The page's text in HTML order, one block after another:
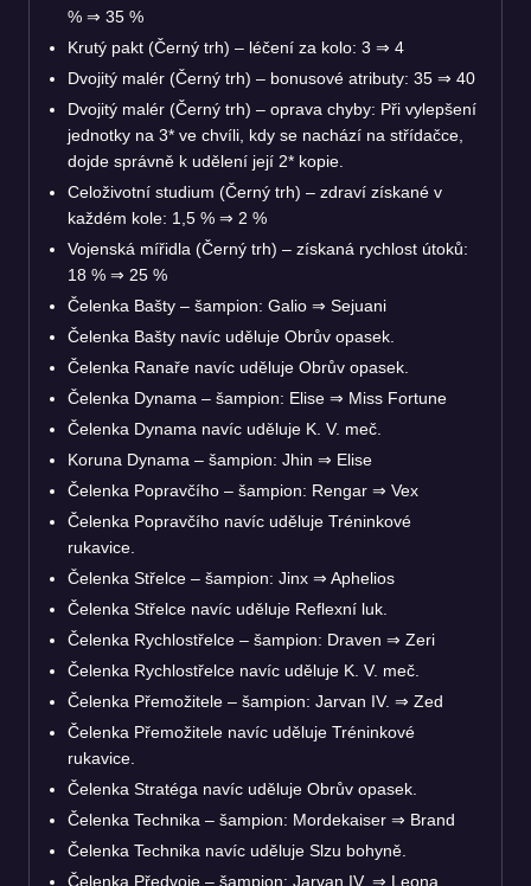
% ⇒ 35 %
Krutý pakt (Černý trh) – léčení za kolo: 3 ⇒ 4
Dvojitý malér (Černý trh) – bonusové atributy: 35 ⇒ 40
Dvojitý malér (Černý trh) – oprava chyby: Při vylepšení
jednotky na 3* ve chvíli, kdy se nachází na střídačce,
dojde správně k udělení její 2* kopie.
Celoživotní studium (Černý trh) – zdraví získané v
každém kole: 1,5 % ⇒ 2 %
Vojenská mířidla (Černý trh) – získaná rychlost útoků:
18 % ⇒ 25 %
Čelenka Bašty – šampion: Galio ⇒ Sejuani
Čelenka Bašty navíc uděluje Obrův opasek.
Čelenka Ranaře navíc uděluje Obrův opasek.
Čelenka Dynama – šampion: Elise ⇒ Miss Fortune
Čelenka Dynama navíc uděluje K. V. meč.
Koruna Dynama – šampion: Jhin ⇒ Elise
Čelenka Popravčího – šampion: Rengar ⇒ Vex
Čelenka Popravčího navíc uděluje Tréninkové
rukavice.
Čelenka Střelce – šampion: Jinx ⇒ Aphelios
Čelenka Střelce navíc uděluje Reflexní luk.
Čelenka Rychlostřelce – šampion: Draven ⇒ Zeri
Čelenka Rychlostřelce navíc uděluje K. V. meč.
Čelenka Přemožitele – šampion: Jarvan IV. ⇒ Zed
Čelenka Přemožitele navíc uděluje Tréninkové
rukavice.
Čelenka Stratéga navíc uděluje Obrův opasek.
Čelenka Technika – šampion: Mordekaiser ⇒ Brand
Čelenka Technika navíc uděluje Slzu bohyně.
Čelenka Předvoje – šampion: Jarvan IV. ⇒ Leona